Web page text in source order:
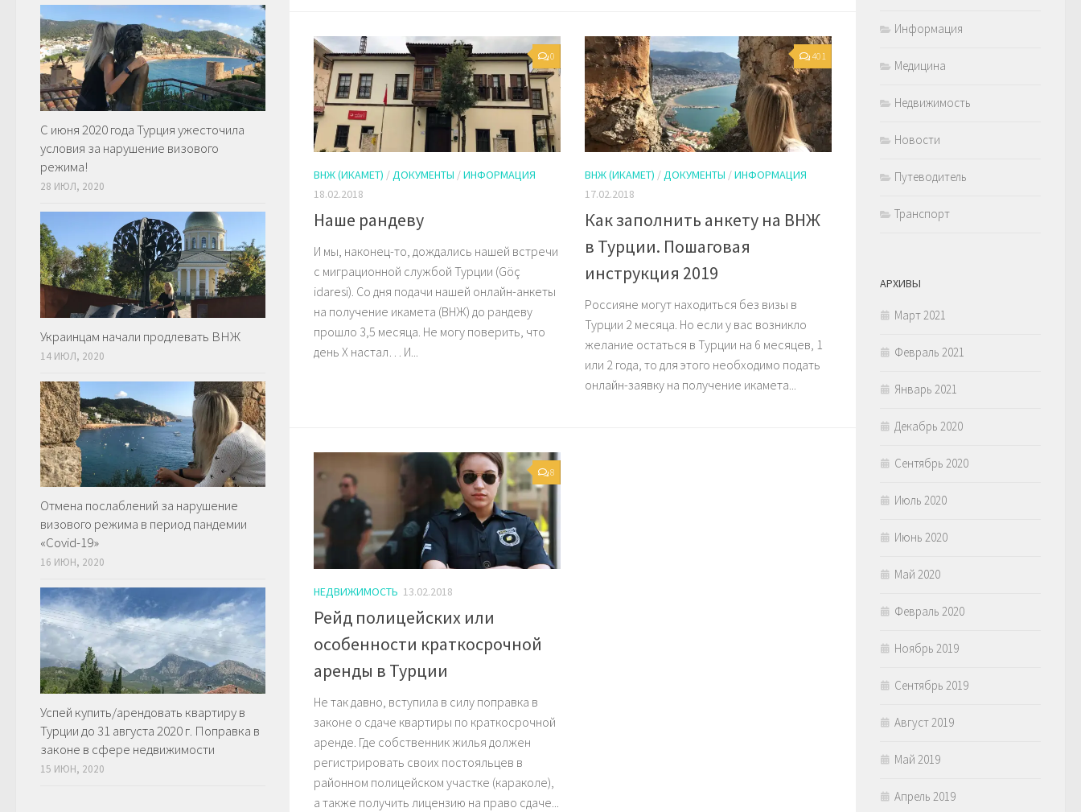
0
ВНЖ (ИКАМЕТ) /ДОКУМЕНТЫ /ИНФОРМАЦИЯ
18.02.2018
Наше рандеву
И мы, наконец-то, дождались нашей встречи
с миграционной службой Турции (Göç
idaresi). Со дня подачи нашей онлайн-анкеты
на получение икамета (ВНЖ) до рандеву
прошло 3,5 месяца. Не могу поверить, что
день Х настал… И...
401
ВНЖ (ИКАМЕТ) /ДОКУМЕНТЫ /ИНФОРМАЦИЯ
17.02.2018
Как заполнить анкету на ВНЖ
в Турции. Пошаговая
инструкция 2019
Россияне могут находиться без визы в
Турции 2 месяца. Но если у вас возникло
желание остаться в Турции на 6 месяцев, 1
или 2 года, то для этого необходимо подать
онлайн-заявку на получение икамета...
8
НЕДВИЖИМОСТЬ 13.02.2018
Рейд полицейских или
особенности краткосрочной
аренды в Турции
Не так давно, вступила в силу поправка в
законе о сдаче квартиры по краткосрочной
аренде. Где собственник жилья должен
регистрировать своих постояльцев в
районном полицейском участке (караколе),
а также получить лицензию на право сдаче...
С июня 2020 года Турция ужесточила
условия за нарушение визового
режима!
28 ИЮЛ, 2020
Украинцам начали продлевать ВНЖ
14 ИЮЛ, 2020
Отмена послаблений за нарушение
визового режима в период пандемии
«Covid-19»
16 ИЮН, 2020
Успей купить/арендовать квартиру в
Турции до 31 августа 2020 г. Поправка в
законе в сфере недвижимости
15 ИЮН, 2020
Информация
Медицина
Недвижимость
Новости
Путеводитель
Транспорт
АРХИВЫ
Март 2021
Февраль 2021
Январь 2021
Декабрь 2020
Сентябрь 2020
Июль 2020
Июнь 2020
Май 2020
Февраль 2020
Ноябрь 2019
Сентябрь 2019
Август 2019
Май 2019
Апрель 2019